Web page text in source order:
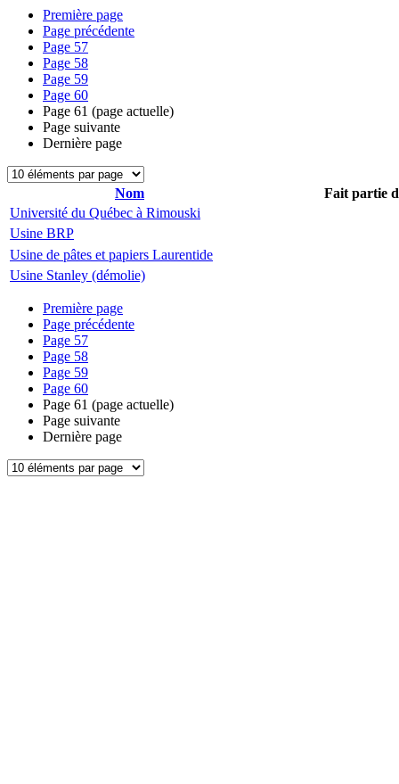
Première page
Page précédente
Page 57
Page 58
Page 59
Page 60
Page 61 (page actuelle)
Page suivante
Dernière page
Nom
Fait partie
Université du Québec à Rimouski
Usine BRP
Usine de pâtes et papiers Laurentide
Usine Stanley (démolie)
Première page
Page précédente
Page 57
Page 58
Page 59
Page 60
Page 61 (page actuelle)
Page suivante
Dernière page